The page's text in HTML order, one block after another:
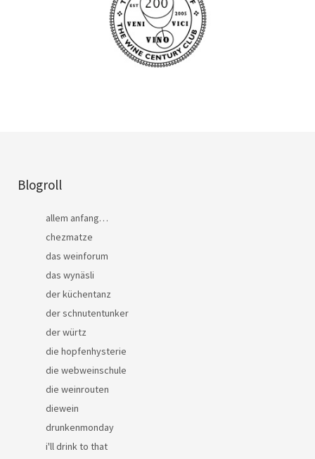
Blogroll
allem anfang…
chezmatze
das weinforum
das wynäsli
der küchentanz
der schnutentunker
der würtz
die hopfenhysterie
die webweinschule
die weinrouten
diewein
drunkenmonday
i'll drink to that